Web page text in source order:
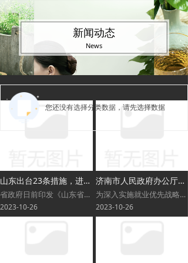
您还没有选择分类数据，请先选择数据
山东出台23条措施，进一步优化外商投资环境更大力度吸引和利用外资
省政府日前印发《山东省进一步优化外商投资环境更大力度吸引和利用外资的若干措施》（以下简称《若干措施》），推出6方面23条具体措施，进一步打造国际一流营商环境。
2023-10-26
济南市人民政府办公厅关于印发济南市稳定和扩大就业促进经济社会高质量发展的实施方案的通知
为深入实施就业优先战略，全面落实《国务院办公厅关于优化调整稳就业政策措施全力促发展惠民生的通知》（国办发〔2023〕11号）、《山东省人民政府办公厅关于印发山东省稳定和扩大就业促增收促消费促增长行动方案的通知》（鲁政办发〔2023〕3号）和《中共山东省委组织部山东省人力资源和社会保障厅等16部门关于优化调整稳就业政策措施的通知》（鲁人社发〔2023〕5号）等文件精神，多措并举稳定和扩大就业岗位，促进省会经济社会高质量发展，制定本实施方案。
2023-10-26
新闻动态
News